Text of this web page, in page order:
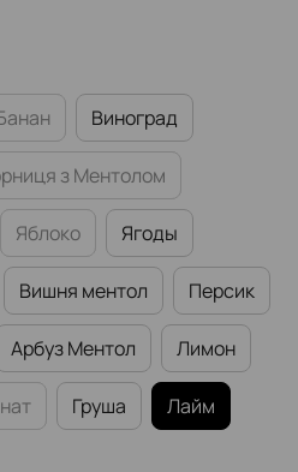
Виноград
з Ментолом
Яблоко Ягоды
Вишня ментол Персик
Арбуз Ментол Лимон
Груша Лайм